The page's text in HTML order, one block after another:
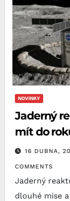
NOVINKY
Jaderný
mít do
16 DUBNA,
COMMENTS
Jaderný
dlouhé mise